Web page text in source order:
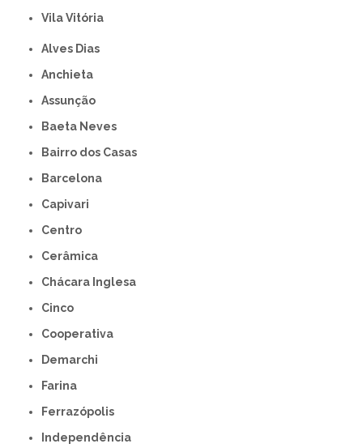
Vila Vitória
Alves Dias
Anchieta
Assunção
Baeta Neves
Bairro dos Casas
Barcelona
Capivari
Centro
Cerâmica
Chácara Inglesa
Cinco
Cooperativa
Demarchi
Farina
Ferrazópolis
Independência